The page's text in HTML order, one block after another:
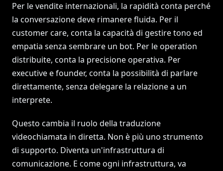
Per le vendite internazionali, la rapidità conta perché
la conversazione deve rimanere fluida. Per il
customer care, conta la capacità di gestire tono ed
empatia senza sembrare un bot. Per le operation
distribuite, conta la precisione operativa. Per
executive e founder, conta la possibilità di parlare
direttamente, senza delegare la relazione a un
interprete.
Questo cambia il ruolo della traduzione
videochiamata in diretta. Non è più uno strumento
di supporto. Diventa un'infrastruttura di
comunicazione. E come ogni infrastruttura, va